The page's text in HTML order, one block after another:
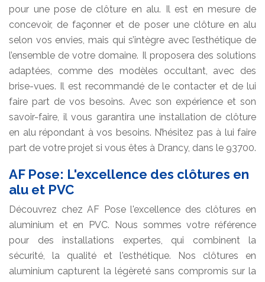
pour une pose de clôture en alu. Il est en mesure de
concevoir, de façonner et de poser une clôture en alu
selon vos envies, mais qui s’intègre avec l’esthétique de
l’ensemble de votre domaine. Il proposera des solutions
adaptées, comme des modèles occultant, avec des
brise-vues. Il est recommandé de le contacter et de lui
faire part de vos besoins. Avec son expérience et son
savoir-faire, il vous garantira une installation de clôture
en alu répondant à vos besoins. N’hésitez pas à lui faire
part de votre projet si vous êtes à Drancy, dans le 93700.
AF Pose: L'excellence des clôtures en
alu et PVC
Découvrez chez AF Pose l'excellence des clôtures en
aluminium et en PVC. Nous sommes votre référence
pour des installations expertes, qui combinent la
sécurité, la qualité et l'esthétique. Nos clôtures en
aluminium capturent la légèreté sans compromis sur la